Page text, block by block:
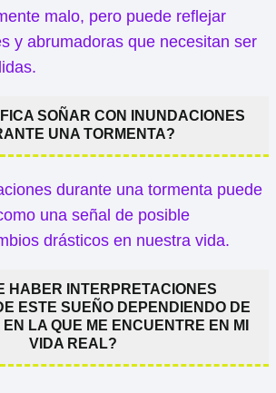
malo, pero puede reflejar
y abrumadoras que necesitan ser
SOÑAR CON INUNDACIONES
UNA TORMENTA?
durante una tormenta puede
una señal de posible
drásticos en nuestra vida.
HABER INTERPRETACIONES
ESTE SUEÑO DEPENDIENDO DE
LA QUE ME ENCUENTRE EN MI
VIDA REAL?